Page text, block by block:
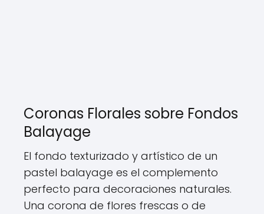
Coronas Florales sobre Fondos
Balayage
El fondo texturizado y artístico de un
pastel balayage es el complemento
perfecto para decoraciones naturales.
Una corona de flores frescas o de